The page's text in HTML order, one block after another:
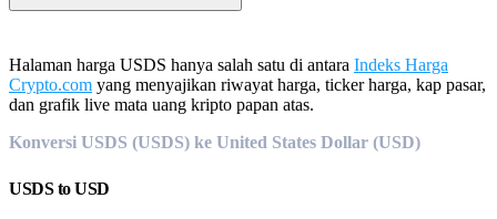
Halaman harga USDS hanya salah satu di antara Indeks Harga
Crypto.com yang menyajikan riwayat harga, ticker harga, kap pasar,
dan grafik live mata uang kripto papan atas.
Konversi USDS (USDS) ke United States Dollar (USD)
USDStoUSD